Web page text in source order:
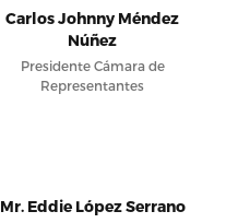
Carlos Johnny Méndez
Núñez
Presidente Cámara de
Representantes
Mr. Eddie López Serrano